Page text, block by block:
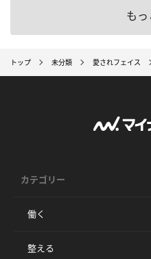
もっ
トップ 未分類 愛されフェイス
カテゴリー
働く
整える